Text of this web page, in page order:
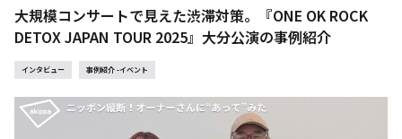
大規模コンサートで見えた渋滞対策。『ONE OK ROCK
DETOX JAPAN TOUR 2025』大分公演の事例紹介
インタビュー 事例紹介 -イベント